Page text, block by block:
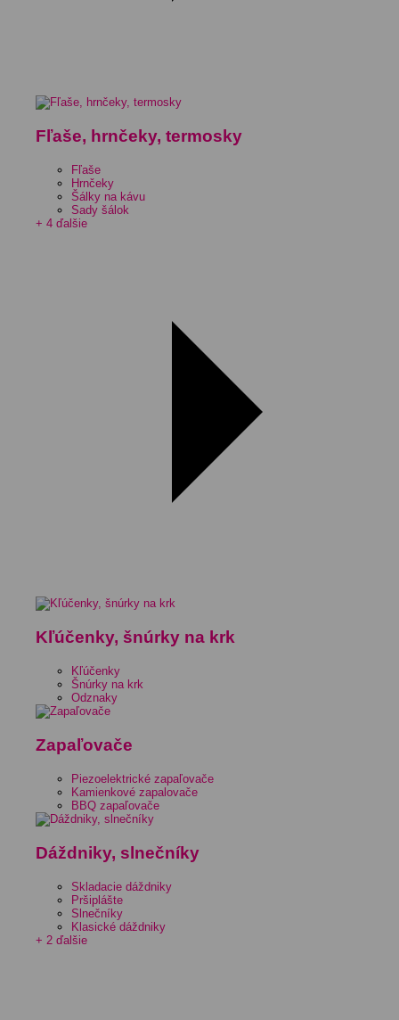
Fľaše, hrnčeky, termosky
Fľaše
Hrnčeky
Šálky na kávu
Sady šálok
+ 4 ďalšie
Kľúčenky, šnúrky na krk
Kľúčenky
Šnúrky na krk
Odznaky
Zapaľovače
Piezoelektrické zapaľovače
Kamienkové zapalovače
BBQ zapaľovače
Dáždniky, slnečníky
Skladacie dáždniky
Pršiplášte
Slnečníky
Klasické dáždniky
+ 2 ďalšie